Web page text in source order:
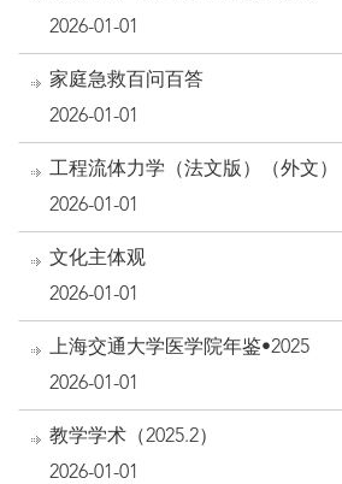
2026-01-01
家庭急救百问百答
2026-01-01
工程流体力学（法文版）（外文）
2026-01-01
文化主体观
2026-01-01
上海交通大学医学院年鉴•2025
2026-01-01
教学学术（2025.2）
2026-01-01